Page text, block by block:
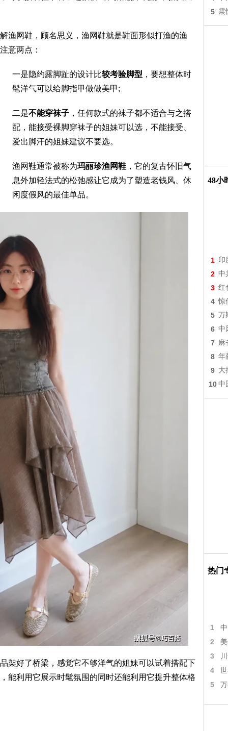
渔网鞋，顾名思义，渔网鞋就是鞋面形似打渔的渔
意两点：
一是隐约露脚趾的设计比较考验脚型 ，要想整体时
髦洋气可以给脚指甲做做美甲;
二是不能穿袜子 ，任何款式的袜子都不适合与之搭
配，能接受裸脚穿袜子的姐妹可以选，不能接受、
爱出脚汗的姐妹建议不要选。
渔网鞋通常被称为玛丽珍渔网鞋 ，它的复古怀旧气
息外加轻法式的松弛感让它成为了塑造老钱风、休
闲度假风的最佳单品。
架好了桥梁，感觉它不够洋气的姐妹可以试着搭配下
能利用它展示时髦氛围的同时还能利用它提升整体格
5 震
48小
1 印
2 中
3 红
4 惊
5 万
6 中
7 麻
8 年
9 大
10 中
热门
1
2
3
4
5